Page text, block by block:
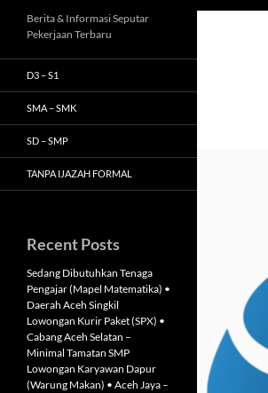
Berita & Informasi Seputar
Pekerjaan Terbaru
D3 – S1
SMA – SMK
SD – SMP
TANPA IJAZAH FORMAL
Recent Posts
Sedang Dibutuhkan Tenaga
Pengajar (Mapel Matematika) •
Daerah Aceh Singkil
Lowongan Kurir Paket (SPX) •
Cabang Aceh Selatan –
Minimal Tamatan SMP
Lowongan Karyawan Dapur
(Warung Makan) • Aceh Jaya –